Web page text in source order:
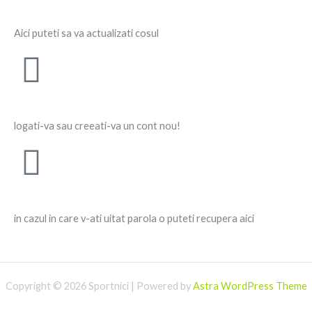
Aici puteti sa va actualizati cosul
logati-va sau creeati-va un cont nou!
in cazul in care v-ati uitat parola o puteti recupera aici
Copyright © 2026 Sportnici | Powered byAstra WordPress Theme